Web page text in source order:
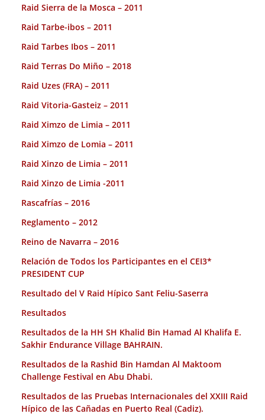
Raid Sierra de la Mosca – 2011
Raid Tarbe-ibos – 2011
Raid Tarbes Ibos – 2011
Raid Terras Do Miño – 2018
Raid Uzes (FRA) – 2011
Raid Vitoria-Gasteiz – 2011
Raid Ximzo de Limia – 2011
Raid Ximzo de Lomia – 2011
Raid Xinzo de Limia – 2011
Raid Xinzo de Limia -2011
Rascafrías – 2016
Reglamento – 2012
Reino de Navarra – 2016
Relación de Todos los Participantes en el CEI3*
PRESIDENT CUP
Resultado del V Raid Hípico Sant Feliu-Saserra
Resultados
Resultados de la HH SH Khalid Bin Hamad Al Khalifa E.
Sakhir Endurance Village BAHRAIN.
Resultados de la Rashid Bin Hamdan Al Maktoom
Challenge Festival en Abu Dhabi.
Resultados de las Pruebas Internacionales del XXIII Raid
Hípico de las Cañadas en Puerto Real (Cadiz).